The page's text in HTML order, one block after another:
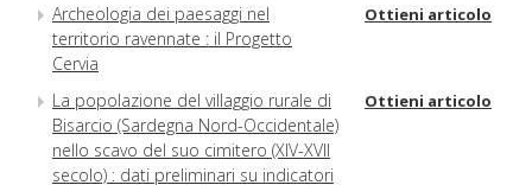
Archeologia dei paesaggi nel
territorio ravennate : il Progetto
Cervia
Ottieni articolo
La popolazione del villaggio rurale di
Bisarcio (Sardegna Nord-Occidentale)
nello scavo del suo cimitero (XIV-XVII
secolo) : dati preliminari su indicatori
Ottieni articolo